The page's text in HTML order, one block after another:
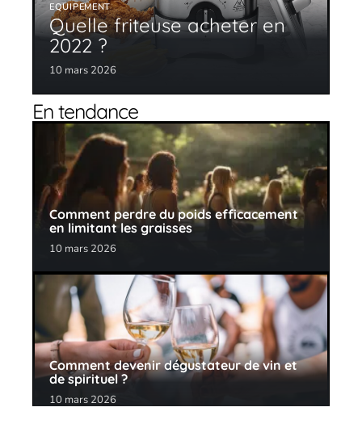
EQUIPEMENT
Quelle friteuse acheter en
2022 ?
10 mars 2026
En tendance
Comment perdre du poids efficacement
en limitant les graisses
10 mars 2026
Comment devenir dégustateur de vin et
de spirituel ?
10 mars 2026